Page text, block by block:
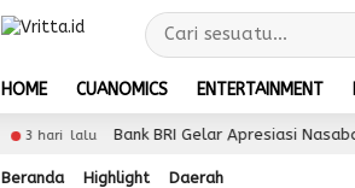
HOME CUANOMICS ENTERTAINMENT
Bank BRI Gelar Apresiasi Nasabah
Beranda Highlight Daerah